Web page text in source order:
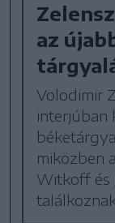
az
Volodimir
interjúban
miközben
Witkoff és